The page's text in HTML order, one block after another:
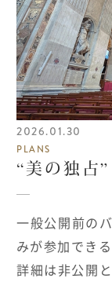
2026.01.30
PLANS
“美の独占
一般公開前の
みが参加でき
詳細は非公開